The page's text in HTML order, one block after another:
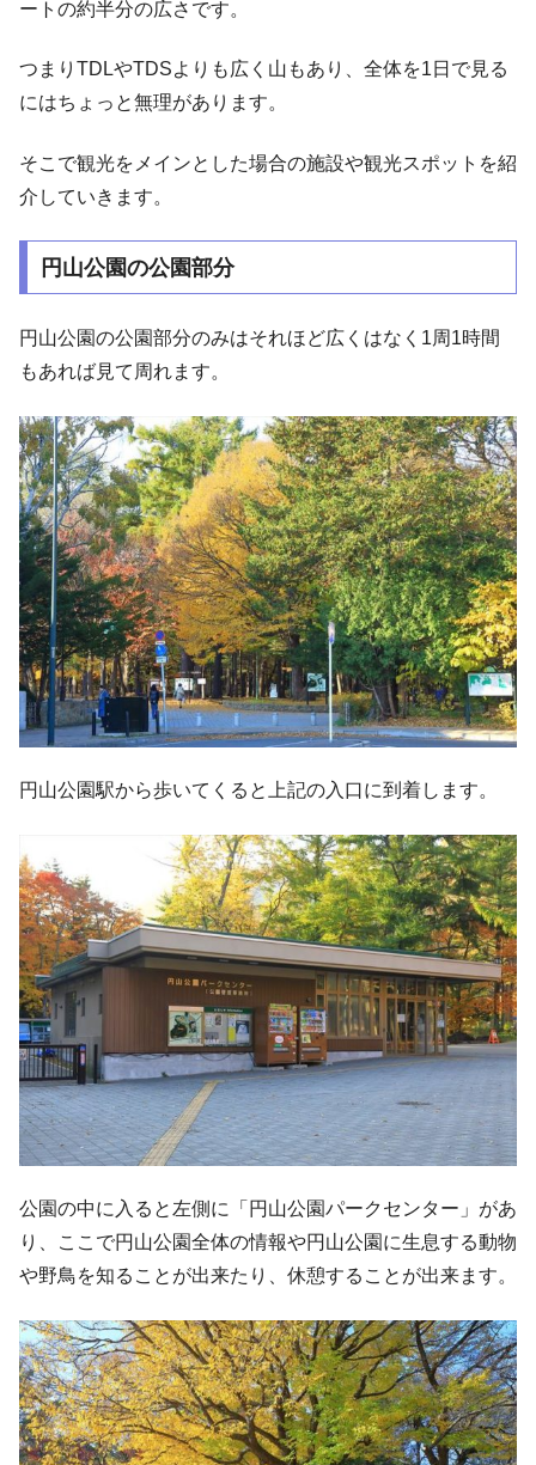
ートの約半分の広さです。
つまりTDLやTDSよりも広く山もあり、全体を1日で見る
にはちょっと無理があります。
そこで観光をメインとした場合の施設や観光スポットを紹
介していきます。
円山公園の公園部分
円山公園の公園部分のみはそれほど広くはなく1周1時間
もあれば見て周れます。
円山公園駅から歩いてくると上記の入口に到着します。
公園の中に入ると左側に「円山公園パークセンター」があ
り、ここで円山公園全体の情報や円山公園に生息する動物
や野鳥を知ることが出来たり、休憩することが出来ます。